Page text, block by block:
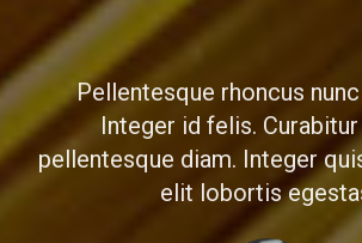
Pellentesque rhoncus
Integer id felis.
pellentesque diam. Integer
elit lobortis